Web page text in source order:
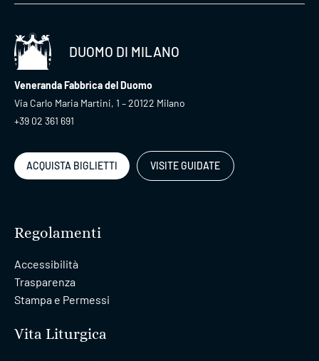
DUOMO DI MILANO
Veneranda Fabbrica del Duomo
Via Carlo Maria Martini, 1 – 20122 Milano
+39 02 361 691
ACQUISTA BIGLIETTI VISITE GUIDATE
Regolamenti
Accessibilità
Trasparenza
Stampa e Permessi
Vita Liturgica